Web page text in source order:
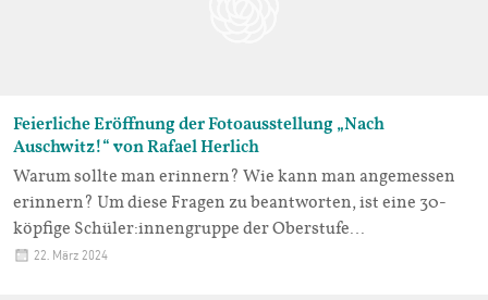
Feierliche Eröffnung der Fotoausstellung „Nach
Auschwitz!“ von Rafael Herlich
Warum sollte man erinnern? Wie kann man angemessen
erinnern? Um diese Fragen zu beantworten, ist eine 30-
köpfige Schüler:innengruppe der Oberstufe…
22. März 2024